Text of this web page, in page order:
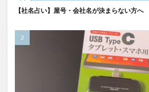
【社名占い】屋号・会社名が決まらない方へ